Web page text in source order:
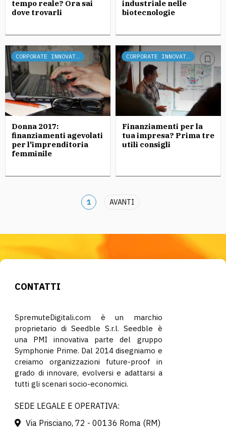
tempo reale? Ora sai
dove trovarli
industriale nelle
biotecnologie
CORPORATE INNOVATION
Donna 2017:
finanziamenti agevolati
per l'imprenditoria
femminile
CORPORATE INNOVATION
Finanziamenti per la
tua impresa? Prima tre
utili consigli
1 AVANTI
CONTATTI
SpremuteDigitali.com è un marchio
proprietario di Seedble S.r.l. Seedble è
una PMI innovativa parte del gruppo
Symphonie Prime. Dal 2014 disegniamo e
creiamo organizzazioni future-proof in
grado di innovare, evolversi e adattarsi a
tutti gli scenari socio-economici.
SEDE LEGALE E OPERATIVA:
Via Prisciano, 72 - 00136 Roma (RM)